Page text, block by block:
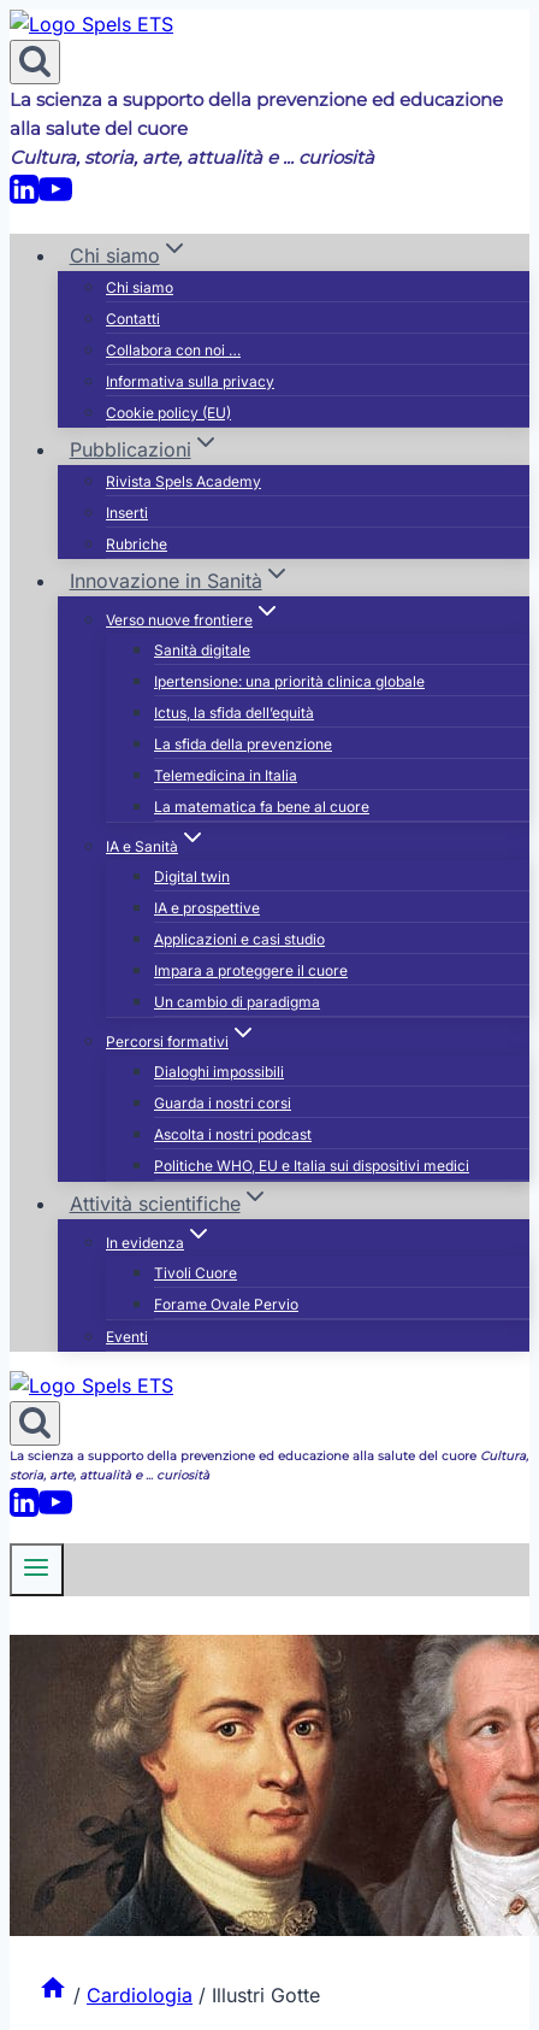
Salta
al
contenuto
La scienza a supporto della prevenzione ed educazione
alla salute del cuore
Cultura, storia, arte, attualità e ... curiosità
Chi siamo
Chi siamo
Contatti
Collabora con noi …
Informativa sulla privacy
Cookie policy (EU)
Pubblicazioni
Rivista Spels Academy
Inserti
Rubriche
Innovazione in Sanità
Verso nuove frontiere
Sanità digitale
Ipertensione: una priorità clinica globale
Ictus, la sfida dell’equità
La sfida della prevenzione
Telemedicina in Italia
La matematica fa bene al cuore
IA e Sanità
Digital twin
IA e prospettive
Applicazioni e casi studio
Impara a proteggere il cuore
Un cambio di paradigma
Percorsi formativi
Dialoghi impossibili
Guarda i nostri corsi
Ascolta i nostri podcast
Politiche WHO, EU e Italia sui dispositivi medici
Attività scientifiche
In evidenza
Tivoli Cuore
Forame Ovale Pervio
Eventi
La scienza a supporto della prevenzione ed educazione alla salute del cuore Cultura,
storia, arte, attualità e ... curiosità
/ Cardiologia / Illustri Gotte